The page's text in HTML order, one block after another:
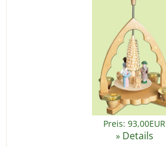
Preis: 93,00EUR
» Details